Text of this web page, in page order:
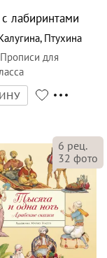
лабиринтами
, Птухина
Прописи для
6 рец.
32 фото